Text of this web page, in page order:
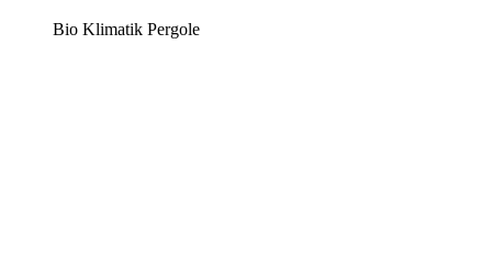
Bio Klimatik Pergole